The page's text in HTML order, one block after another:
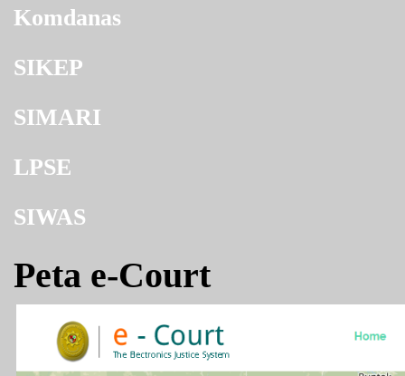
Komdanas
SIKEP
SIMARI
LPSE
SIWAS
Peta e-Court